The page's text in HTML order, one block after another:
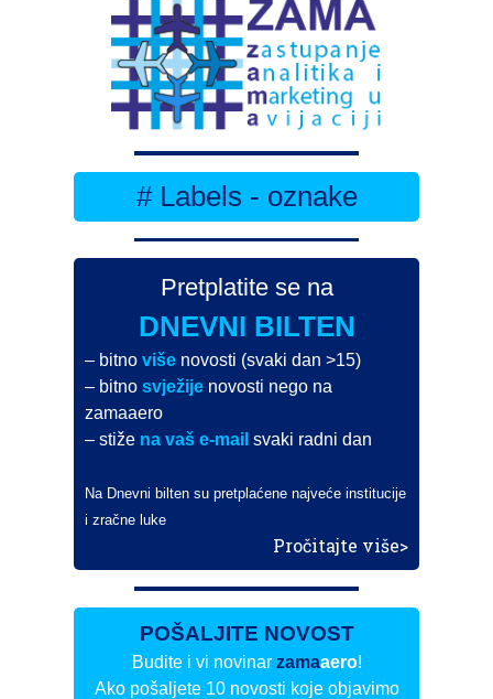
# Labels - oznake
Pretplatite se na
DNEVNI BILTEN
– bitnoviše novosti (svaki dan >15)
– bitnosvježije novosti nego na
zamaaero
– stiže na vaš e-mail svaki radni dan
Na Dnevni bilten su pretplaćene najveće institucije
i zračne luke
Pročitajte više>
POŠALJITE NOVOST
Budite i vi novinar zamaaero!
Ako pošaljete 10 novosti koje objavimo